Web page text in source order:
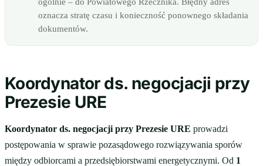
oznacza stratę czasu i konieczność ponownego składania
dokumentów.
Koordynator ds. negocjacji przy
Prezesie URE
Koordynator ds. negocjacji przy Prezesie URE prowadzi
postępowania w sprawie pozasądowego rozwiązywania sporów
między odbiorcami a przedsiębiorstwami energetycznymi. Od 1